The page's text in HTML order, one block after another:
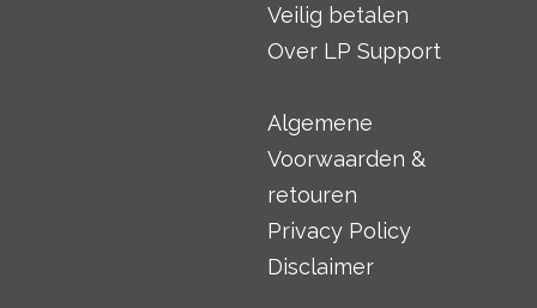
Veilig betalen
Over LP Support
Algemene
Voorwaarden &
retouren
Privacy Policy
Disclaimer